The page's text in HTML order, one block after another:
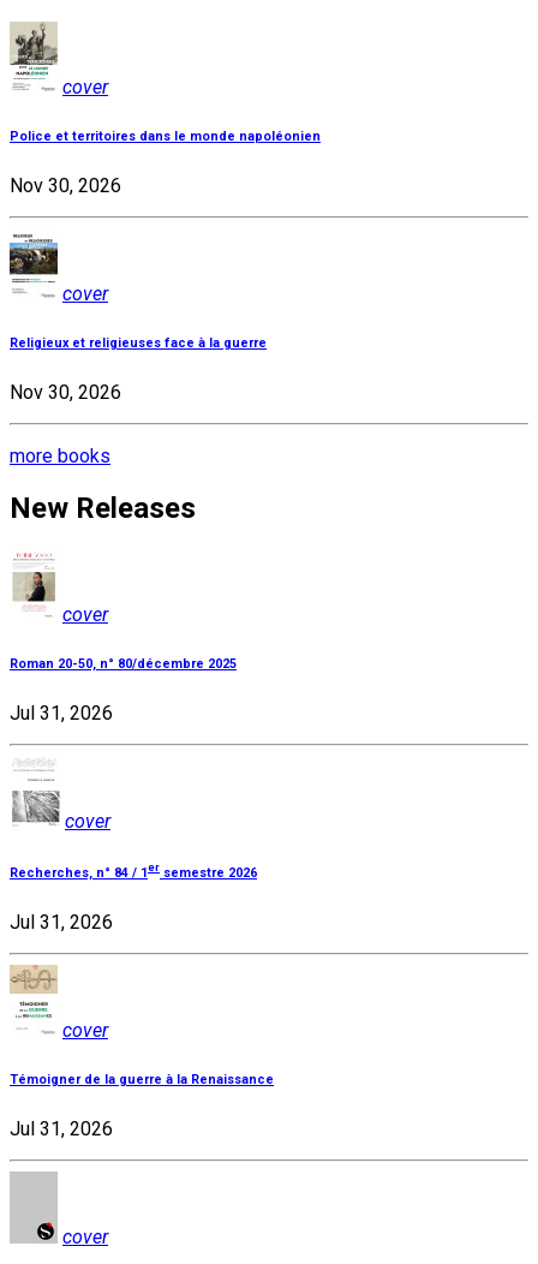
cover
Police et territoires dans le monde napoléonien
Nov 30, 2026
cover
Religieux et religieuses face à la guerre
Nov 30, 2026
more books
New Releases
cover
Roman 20-50, n° 80/décembre 2025
Jul 31, 2026
cover
Recherches, n° 84 / 1 er semestre 2026
Jul 31, 2026
cover
Témoigner de la guerre à la Renaissance
Jul 31, 2026
cover